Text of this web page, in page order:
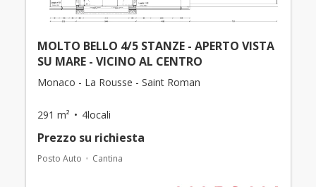
MOLTO BELLO 4/5 STANZE - APERTO VISTA
SU MARE - VICINO AL CENTRO
Monaco - La Rousse - Saint Roman
291 m² 4locali
Prezzo su richiesta
Posto Auto Cantina